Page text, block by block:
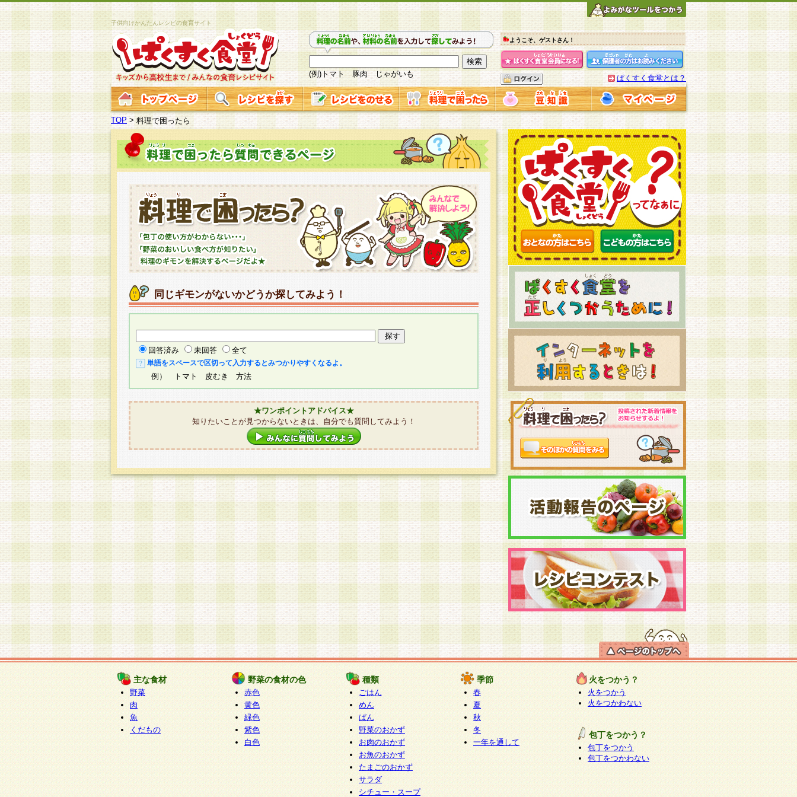
子供向けかんたんレシピの食育サイト
(例)トマト 豚肉 じゃがいも
ようこそ、ゲストさん！
ぱくすく食堂とは？
TOP > 料理で困ったら
同じギモンがないかどうか探してみよう！
回答済み 未回答 全て
単語をスペースで区切って入力するとみつかりやすくなるよ。
例） トマト 皮むき 方法
★ワンポイントアドバイス★
知りたいことが見つからないときは、自分でも質問してみよう！
主な食材
野菜
肉
魚
くだもの
野菜の食材の色
赤色
黄色
緑色
紫色
白色
種類
ごはん
めん
ぱん
野菜のおかず
お肉のおかず
お魚のおかず
たまごのおかず
サラダ
シチュー・スープ
季節
春
夏
秋
冬
一年を通して
火をつかう？
火をつかう
火をつかわない
包丁をつかう？
包丁をつかう
包丁をつかわない